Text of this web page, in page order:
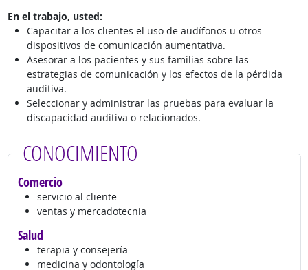
En el trabajo, usted:
Capacitar a los clientes el uso de audífonos u otros
dispositivos de comunicación aumentativa.
Asesorar a los pacientes y sus familias sobre las
estrategias de comunicación y los efectos de la pérdida
auditiva.
Seleccionar y administrar las pruebas para evaluar la
discapacidad auditiva o relacionados.
CONOCIMIENTO
Comercio
servicio al cliente
ventas y mercadotecnia
Salud
terapia y consejería
medicina y odontología